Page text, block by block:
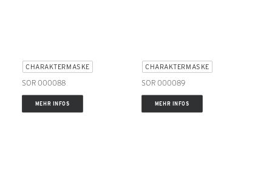
CHARAKTERMASKE
SOR 000088
MEHR INFOS
CHARAKTERMASKE
SOR 000089
MEHR INFOS